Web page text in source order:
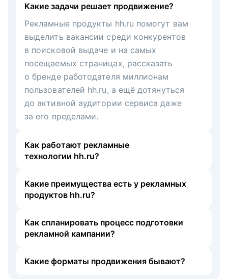
Какие задачи решает продвижение?
Рекламные продукты hh.ru помогут вам
выделить вакансии среди конкурентов
в поисковой выдаче и на самых
посещаемых страницах, рассказать
о бренде работодателя миллионам
пользователей hh.ru, а ещё дотянуться
до активной аудитории сервиса даже
за его пределами.
Как работают рекламные
технологии hh.ru?
Какие преимущества есть у рекламных
продуктов hh.ru?
Как спланировать процесс подготовки
рекламной кампании?
Какие форматы продвижения бывают?